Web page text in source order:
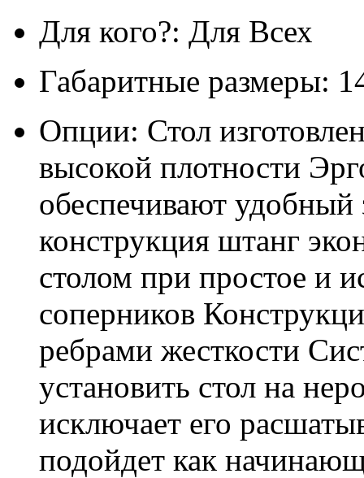
Для кого?: Для Всех
Габаритные размеры:
Опции: Стол
высокой плотности
обеспечивают удобный
конструкция штанг
столом при простое и
соперников
ребрами жесткости
установить стол на
исключает его
подойдет как